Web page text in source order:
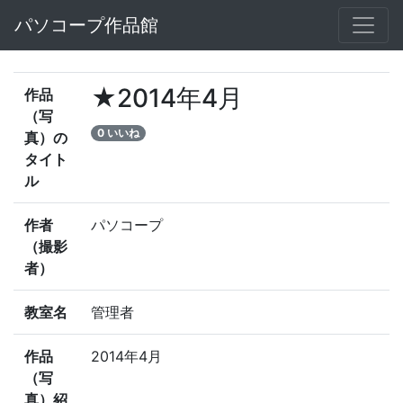
パソコープ作品館
作品
（写
真）の
タイト
ル
★2014年4月
0 いいね
作者
（撮影
者）
パソコープ
教室名 管理者
作品
（写
真）紹
2014年4月